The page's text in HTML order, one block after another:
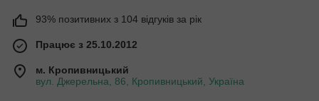
93% позитивних з 104 відгуків за рік
Працює з 25.10.2012
м. Кропивницький
вул. Джерельна, 86, Кропивницький, Україна